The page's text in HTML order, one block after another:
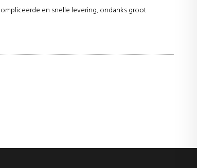
en snelle levering, ondanks groot